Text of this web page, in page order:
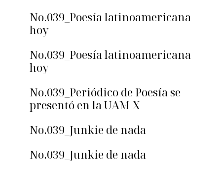
No.039_Poesía latinoamericana
hoy
No.039_Poesía latinoamericana
hoy
No.039_Periódico de Poesía se
presentó en la UAM-X
No.039_Junkie de nada
No.039_Junkie de nada